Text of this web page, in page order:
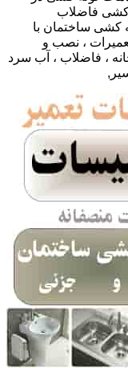
کشی فاضلاب
کشی ساختمان با
، نصب و
، فاضلاب ، آب سرد